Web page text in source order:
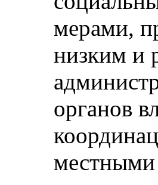
мерами,
низким и
органов
местными